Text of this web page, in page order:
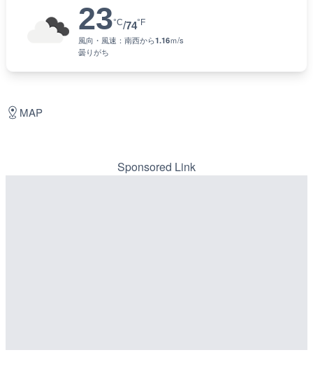
23°C/74°F
風向・風速： 南西から1.16ｍ/s
曇りがち
MAP
Sponsored Link